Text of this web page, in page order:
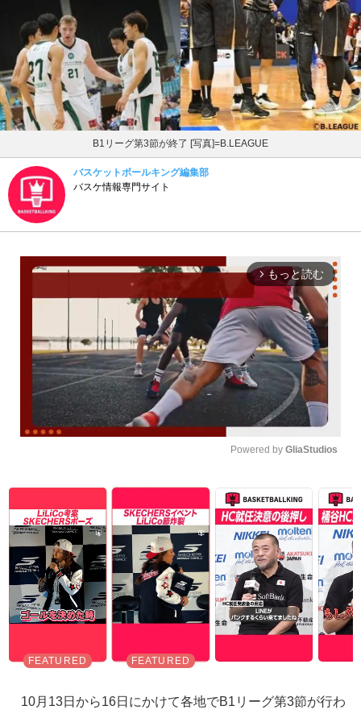
B1リーグ第3節が終了 [写真]=B.LEAGUE
バスケットボールキング編集部
バスケ情報専門サイト
arrow_forward_ios もっと読む
Powered by GliaStudios
10月13日から16日にかけて各地でB1リーグ第3節が行わ